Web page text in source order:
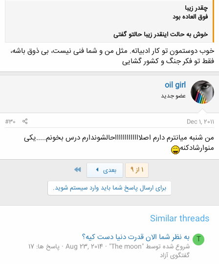
چقدر زیبا
فوق العاده بود
خوش به حالت اینقدر زیبا حالتو گفتی
کلیک کنید تا باز شود...
خوب دوستمون تو کار ادبیاته. مثل من و شما فنی نیست، بی ذوق باشه،
فقط تو فکر جنگ و کشور گشایی
oil girl
عضو جدید
Dec 1, 2011
#30
من شنبه میانترم دارم اصلاااااااااااااحالشوندارم درس بخونم.....یکی
منوارشادکنه
1 از 9 بعدی
برای ارسال پاسخ شما باید وارد سیستم شوید.
Similar threads
T به نظر شما الان قدرت دنیا دست کیه؟
شروع شده توسط "The moon" Aug 23, 2014 پاسخ ها: 17
گفتگوی آزاد